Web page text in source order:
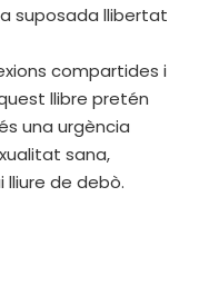
suposada llibertat
compartides i
llibre pretén
una urgència
sana,
de debò.